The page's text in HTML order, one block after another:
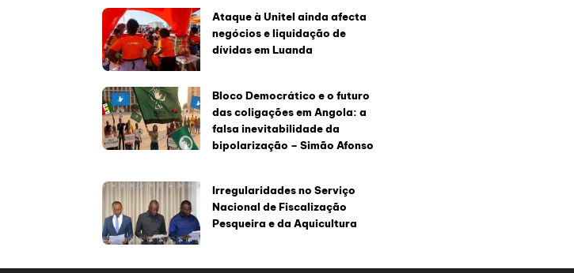
Ataque à Unitel ainda afecta
negócios e liquidação de
dívidas em Luanda
Bloco Democrático e o futuro
das coligações em Angola: a
falsa inevitabilidade da
bipolarização – Simão Afonso
Irregularidades no Serviço
Nacional de Fiscalização
Pesqueira e da Aquicultura